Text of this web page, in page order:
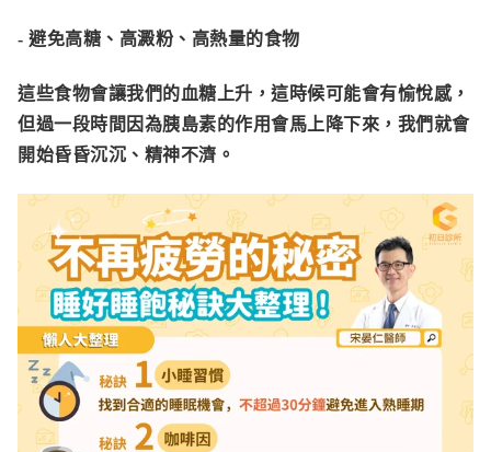
- 避免高糖、高澱粉、高熱量的食物
這些食物會讓我們的血糖上升，這時候可能會有愉悅感，
但過一段時間因為胰島素的作用會馬上降下來，我們就會
開始昏昏沉沉、精神不濟。